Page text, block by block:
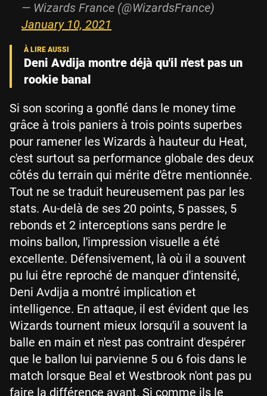
— Wizards France (@WizardsFrance)
January 10, 2021
Deni Avdija montre déjà qu'il n'est pas un
rookie banal
Si son scoring a gonflé dans le money time
grâce à trois paniers à trois points superbes
pour ramener les Wizards à hauteur du Heat,
c'est surtout sa performance globale des deux
côtés du terrain qui mérite d'être mentionnée.
Tout ne se traduit heureusement pas par les
stats. Au-delà de ses 20 points, 5 passes, 5
rebonds et 2 interceptions sans perdre le
moins ballon, l'impression visuelle a été
excellente. Défensivement, là où il a souvent
pu lui être reproché de manquer d'intensité,
Deni Avdija a montré implication et
intelligence. En attaque, il est évident que les
Wizards tournent mieux lorsqu'il a souvent la
balle en main et n'est pas contraint d'espérer
que le ballon lui parvienne 5 ou 6 fois dans le
match lorsque Beal et Westbrook n'ont pas pu
faire la différence avant. Si comme ils le